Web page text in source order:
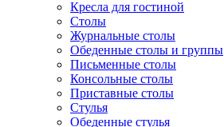
Кресла для гостиной
Столы
Журнальные столы
Обеденные столы и группы
Письменные столы
Консольные столы
Приставные столы
Стулья
Обеденные стулья